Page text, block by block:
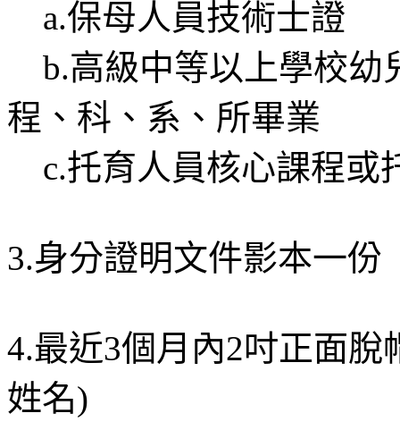
a.保母人員技術士證
b.高級中等以上學校幼
程、科、系、所畢業
c.托育人員核心課程或
3.身分證明文件影本一份
4.最近3個月內2吋正面
姓名)